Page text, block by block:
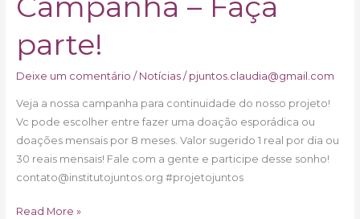
parte!
Deixe um comentário / Notícias/ pjuntos.claudia@gmail.com
Veja a nossa campanha para continuidade do nosso projeto!
Vc pode escolher entre fazer uma doação esporádica ou
doações mensais por 8 meses. Valor sugerido 1 real por dia ou
30 reais mensais! Fale com a gente e participe desse sonho!
contato@institutojuntos.org #projetojuntos
–
parte!
Read More »